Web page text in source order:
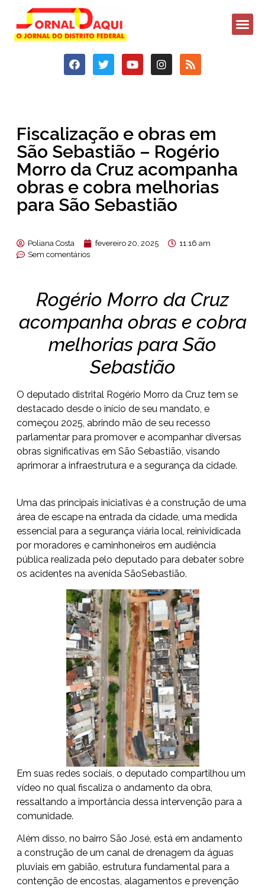
Fiscalização e obras em
São Sebastião – Rogério
Morro da Cruz acompanha
obras e cobra melhorias
para São Sebastião
Poliana Costa fevereiro 20, 2025
11:16 am
Sem comentários
Rogério Morro da Cruz
acompanha obras e cobra
melhorias para São
Sebastião
O deputado distrital Rogério Morro da Cruz tem se
destacado desde o início de seu mandato, e
começou 2025, abrindo mão de seu recesso
parlamentar para promover e acompanhar diversas
obras significativas em São Sebastião, visando
aprimorar a infraestrutura e a segurança da cidade.
Uma das principais iniciativas é a construção de uma
área de escape na entrada da cidade, uma medida
essencial para a segurança viária local, reinividicada
por moradores e caminhoneiros em audiência
pública realizada pelo deputado para debater sobre
os acidentes na avenida SãoSebastião.
Em suas redes sociais, o deputado compartilhou um
vídeo no qual fiscaliza o andamento da obra,
ressaltando a importância dessa intervenção para a
comunidade.
Além disso, no bairro São José, está em andamento
a construção de um canal de drenagem da águas
pluviais em gabião, estrutura fundamental para a
contenção de encostas, alagamentos e prevenção